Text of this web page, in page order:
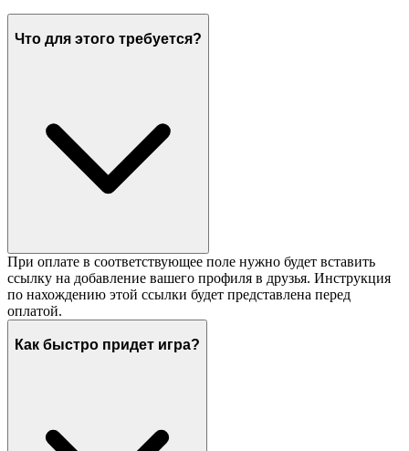
Что для этого требуется?
При оплате в соответствующее поле нужно будет вставить
ссылку на добавление вашего профиля в друзья. Инструкция
по нахождению этой ссылки будет представлена перед
оплатой.
Как быстро придет игра?